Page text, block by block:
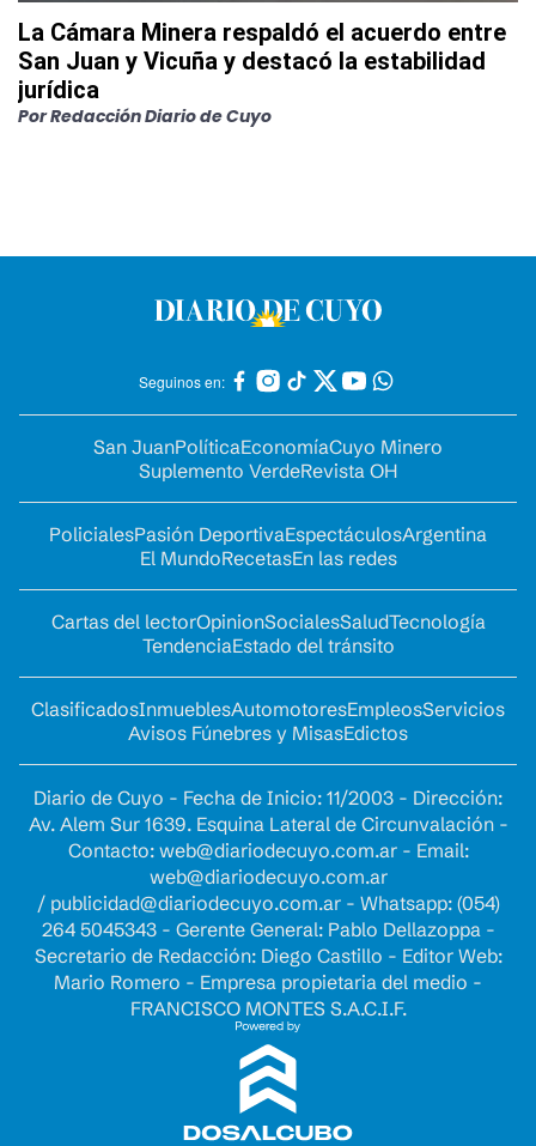
La Cámara Minera respaldó el acuerdo entre
San Juan y Vicuña y destacó la estabilidad
jurídica
PorRedacción Diario de Cuyo
Seguinos en:
San JuanPolíticaEconomíaCuyo Minero
Suplemento VerdeRevista OH
PolicialesPasión DeportivaEspectáculosArgentina
El MundoRecetasEn las redes
Cartas del lectorOpinionSocialesSaludTecnología
TendenciaEstado del tránsito
ClasificadosInmueblesAutomotoresEmpleosServicios
Avisos Fúnebres y MisasEdictos
Diario de Cuyo - Fecha de Inicio: 11/2003 - Dirección:
Av. Alem Sur 1639. Esquina Lateral de Circunvalación -
Contacto: web@diariodecuyo.com.ar- Email:
web@diariodecuyo.com.ar
/ publicidad@diariodecuyo.com.ar- Whatsapp: (054)
264 5045343 - Gerente General: Pablo Dellazoppa -
Secretario de Redacción: Diego Castillo - Editor Web:
Mario Romero - Empresa propietaria del medio -
FRANCISCO MONTES S.A.C.I.F.